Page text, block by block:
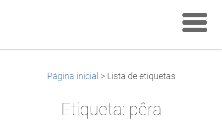
Página inicial > Lista de etiquetas
Etiqueta: pêra